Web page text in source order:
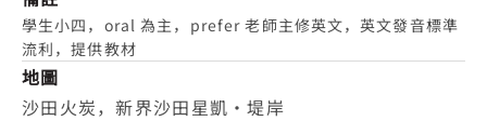
學生小四，oral 為主，prefer 老師主修英文，英文發音標準
流利，提供教材
地圖
沙田火炭，新界沙田星凱‧堤岸